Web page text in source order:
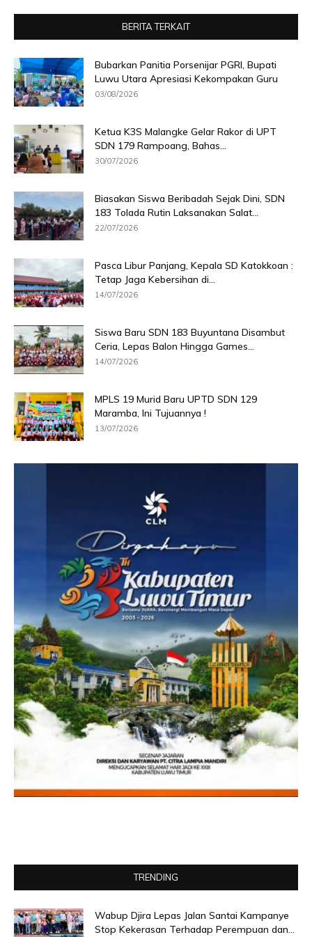
BERITA TERKAIT
Bubarkan Panitia Porsenijar PGRI, Bupati
Luwu Utara Apresiasi Kekompakan Guru
03/08/2026
Ketua K3S Malangke Gelar Rakor di UPT
SDN 179 Rampoang, Bahas...
30/07/2026
Biasakan Siswa Beribadah Sejak Dini, SDN
183 Tolada Rutin Laksanakan Salat...
22/07/2026
Pasca Libur Panjang, Kepala SD Katokkoan :
Tetap Jaga Kebersihan di...
14/07/2026
Siswa Baru SDN 183 Buyuntana Disambut
Ceria, Lepas Balon Hingga Games...
14/07/2026
MPLS 19 Murid Baru UPTD SDN 129
Maramba, Ini Tujuannya !
13/07/2026
TRENDING
Wabup Djira Lepas Jalan Santai Kampanye
Stop Kekerasan Terhadap Perempuan dan...